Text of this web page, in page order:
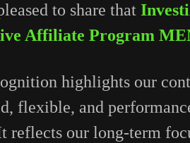
to share that
Affiliate Program
highlights our
flexible, and
reflects our long-term